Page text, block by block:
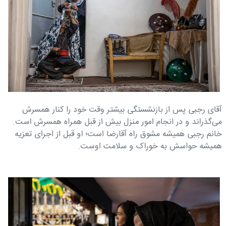
آقای رجبی پس از بازنشستگی بیشتر وقت خود را کنار همسرش
می‌گذراند و در انجام امور منزل بیش از قبل همراه همسرش است.
خانم رجبی همیشه مشوق راه آقارضا است؛ او قبل از اجرای تعزیه
همیشه حواسش به خوراک و سلامت اوست.